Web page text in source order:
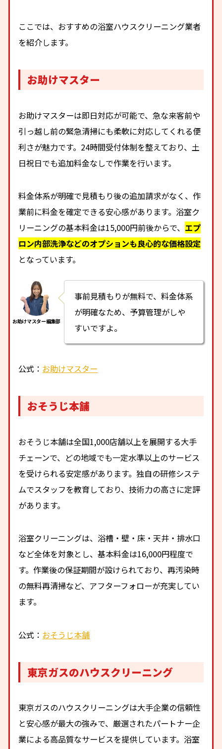
ここでは、おすすめの浴室ハウスクリーニング業者
を紹介します。
お助けマスター
お助けマスターは即日対応が可能で、急な来客前や
引っ越し前の緊急清掃にも柔軟に対応してくれる便
利さが魅力です。24時間受付体制を整えており、土
日祝日でも追加料金なしで作業を行います。
料金体系が明確で見積もり後の追加請求がなく、作
業前に料金を確定できる安心感があります。浴室ク
リーニングの基本料金は15,000円前後からで、 エプ
ロン内部洗浄などのオプションも良心的な価格設定
となっています。
事前見積もりが無料で、料金体系
が明確なため、予算管理がしや
すいですよ。
公式： お助けマスター
おそうじ本舗
おそうじ本舗は全国1,000店舗以上を展開する大手
チェーンで、どの地域でも一定水準以上のサービス
を受けられる安定感があります。独自の研修システ
ムでスタッフを教育しており、技術力の高さに定評
があります。
浴室クリーニングは、浴槽・壁・床・天井・排水口
など全体を対象とし、基本料金は16,000円程度で
す。作業後の保証期間が設けられており、再汚染時
の無料再清掃など、アフターフォローが充実してい
ます。
公式： おそうじ本舗
東京ガスのハウスクリーニング
東京ガスのハウスクリーニングは大手企業の信頼性
と安心感が最大の強みで、厳選されたパートナー企
業による高品質なサービスを提供しています。浴室